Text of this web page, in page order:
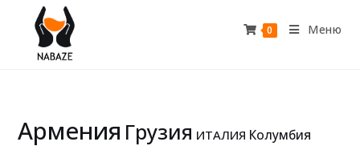
0 Меню
Армения Грузия ИТАЛИЯ Колумбия